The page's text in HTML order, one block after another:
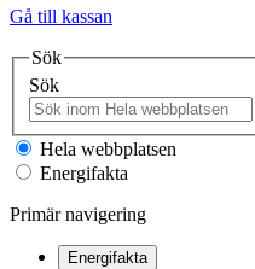
Gå till kassan
Sök
Sök
Hela webbplatsen
Energifakta
Primär navigering
Energifakta